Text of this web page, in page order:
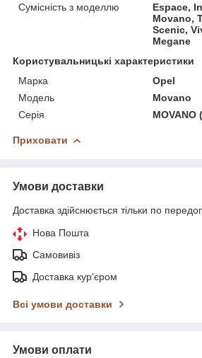
Сумісність з моделлю
Espace,
Movano,
Scenic,
Megane
Користувальницькі характеристики
Марка
Opel
Модель
Movano
Серія
MOVANO
Приховати
Умови доставки
Доставка здійснюється тільки по
Нова Пошта
Самовивіз
Доставка кур'єром
Всі умови доставки
Умови оплати